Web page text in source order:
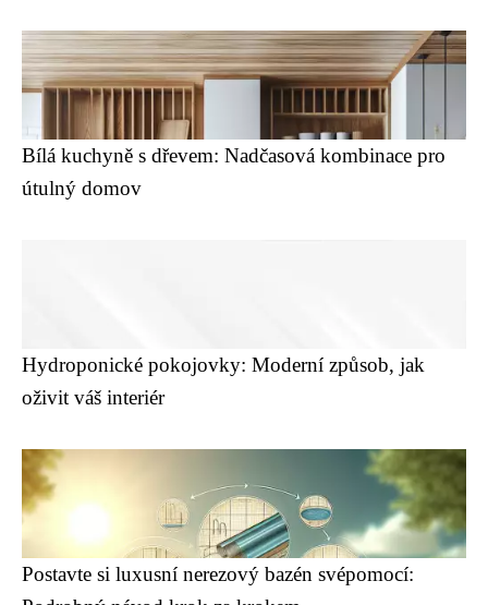
Bílá kuchyně s dřevem: Nadčasová kombinace pro
útulný domov
Hydroponické pokojovky: Moderní způsob, jak
oživit váš interiér
Postavte si luxusní nerezový bazén svépomocí: